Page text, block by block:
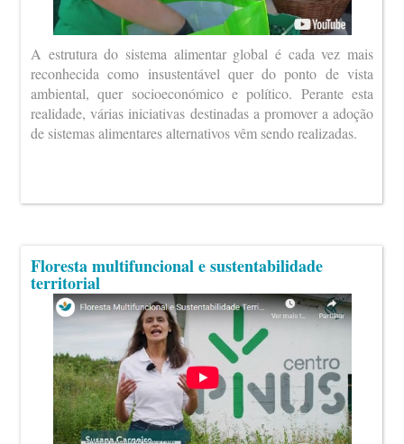
A estrutura do sistema alimentar global é cada vez mais
reconhecida como insustentável quer do ponto de vista
ambiental, quer socioeconómico e político. Perante esta
realidade, várias iniciativas destinadas a promover a adoção
de sistemas alimentares alternativos vêm sendo realizadas.
Floresta multifuncional e sustentabilidade
territorial